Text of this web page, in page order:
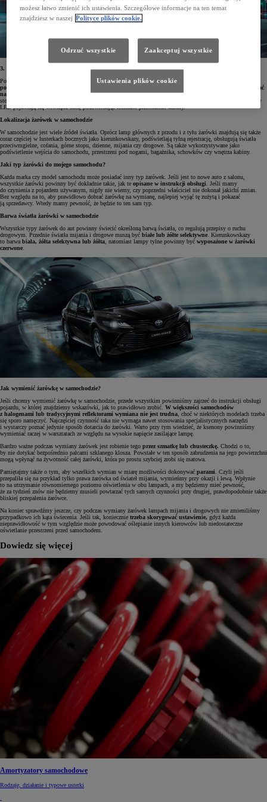
3. Żarówki w technologii LED
Popularne LED-y to nic innego jak diody świecące, które dają bardzo dobre światło, mają niezwykle
pobór energii
Ich żywotność może sięgać
nawet 50 tysięcy godzin
, czyli w przybliżeniu kilkudziesięciu lat. Samochodowe oświetlenie LED możemy
stosować do świateł postojowych, wstecznych, pozycyjnych, stopu czy dziennych. Coraz częściej także diody
LED pojawiają się wewnątrz auta, podświetlając rozmaite przestrzenie kabiny.
Lokalizacja żarówek w samochodzie
W samochodzie jest wiele źródeł światła. Oprócz lamp głównych z przodu i z tyłu żarówki znajdują się także
coraz częściej w lusterkach bocznych jako kierunkowskazy, podświetlają tylną rejestrację, obsługują światła
przeciwmgielne, cofania, górne stopu, dzienne, mijania czy drogowe. Są także wykorzystywane jako
podświetlenie wejścia do samochodu, przestrzeni pod nogami, bagażnika, schowków czy wnętrza kabiny.
Jaki typ żarówki do mojego samochodu?
Każda marka czy model samochodu może posiadać inny typ żarówek. Jeśli jest to nowe auto z salonu,
wszystkie żarówki powinny być dokładnie takie, jak te opisane w instrukcji obsługi . Jeśli mamy
do czynienia z pojazdem używanym, nigdy nie wiemy, czy poprzedni właściciel nie dokonał jakichś zmian.
Bez względu na to, aby prawidłowo dobrać żarówkę na wymianę, najlepiej wyjąć tę zużytą i pokazać
ją sprzedawcy. Wtedy mamy pewność, że będzie to ten sam typ.
Barwa światła żarówki w samochodzie
Wszystkie typy żarówek do aut powinny świecić określoną barwą światła, co regulują przepisy o ruchu
drogowym. Przednie światła mijania i drogowe muszą być białe lub żółte selektywne . Kierunkowskazy
to barwa biała, żółta selektywna lub żółta , natomiast lampy tylne powinny być wyposażone w żarówki
czerwone
Jak wymienić żarówkę w samochodzie?
Jeśli chcemy wymienić żarówkę w samochodzie, przede wszystkim powinniśmy zajrzeć do instrukcji obsługi
pojazdu, w której znajdziemy wskazówki, jak to prawidłowo zrobić. W większości samochodów
z halogenami lub tradycyjnymi reflektorami wymiana nie jest trudna , choć w niektórych modelach trzeba
się sporo namęczyć. Najczęściej czynność taka nie wymaga nawet stosowania specjalistycznych narzędzi
i wystarczy poznać jedynie sposób dotarcia do żarówki. Warto przy tym wiedzieć, że ksenony powinniśmy
wymieniać raczej w warsztatach ze względu na wysokie napięcie zasilające lampę.
Bardzo ważne podczas wymiany żarówek jest robienie tego przez szmatkę lub chusteczkę. Chodzi o to,
by nie dotykać bezpośrednio palcami szklanego klosza. Powstałe w ten sposób zabrudzenia na jego powierzchni
mogą wpłynąć na żywotność całej żarówki, która po prostu szybciej zrobi się matowa.
Pamiętajmy także o tym, aby wszelkich wymian w miarę możliwości dokonywać parami . Czyli jeśli
przepaliła się na przykład tylko prawa żarówka od świateł mijania, wymieńmy przy okazji i lewą. Wpłynie
to na utrzymanie równomiernego poziomu oświetlenia w obu lampach, a my będziemy mieć pewność,
że za tydzień znów nie będziemy musieli powtarzać tych samych czynności przy drugiej, prawdopodobnie także
bliskiej przepalenia żarówce.
Na koniec sprawdźmy jeszcze, czy podczas wymiany żarówek lampach mijania i drogowych nie zmieniliśmy
przypadkowo ich kąta świecenia. Jeśli tak, koniecznie trzeba skorygować ustawienie, gdyż każda
nieprawidłowość w tym względzie może powodować oślepianie innych kierowców lub niedostateczne
oświetlanie przestrzeni przed samochodem.
Dowiedz się więcej
Amortyzatory samochodowe
Rodzaje, działanie i typowe usterki
możesz łatwo zmienić ich ustawienia. Szczegółowe informacje na ten temat
znajdziesz w naszej Polityce plików cookie.
Odrzuć wszystkie Zaakceptuj wszystkie
Ustawienia plików cookie